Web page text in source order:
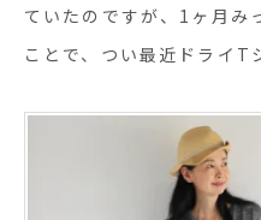
ていたのですが、1ヶ月
ことで、つい最近ドライT